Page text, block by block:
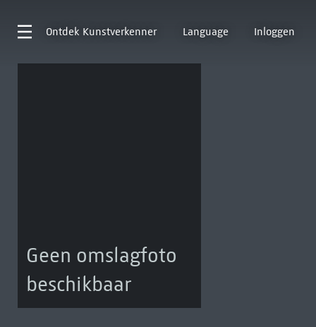
Ontdek Kunstverkenner Language Inloggen
Geen omslagfoto
beschikbaar